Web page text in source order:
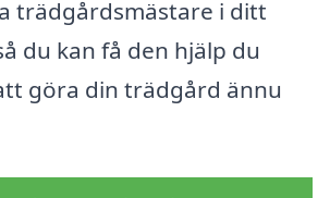
trädgårdsmästare i ditt
du kan få den hjälp du
göra din trädgård ännu